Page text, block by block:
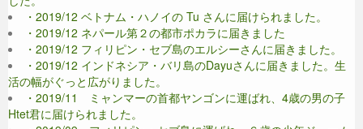
・2019/12 ベトナム・ハノイの Tu さんに届けられました。
・2019/12 ネパール第２の都市ポカラに届きました
・2019/12 フィリピン・セブ島のエルシーさんに届きました。
・2019/12 インドネシア・バリ島のDayuさんに届きました。生
活の幅がぐっと広がりました。
・2019/11 ミャンマーの首都ヤンゴンに運ばれ、4歳の男の子
Htet君に届けられました。